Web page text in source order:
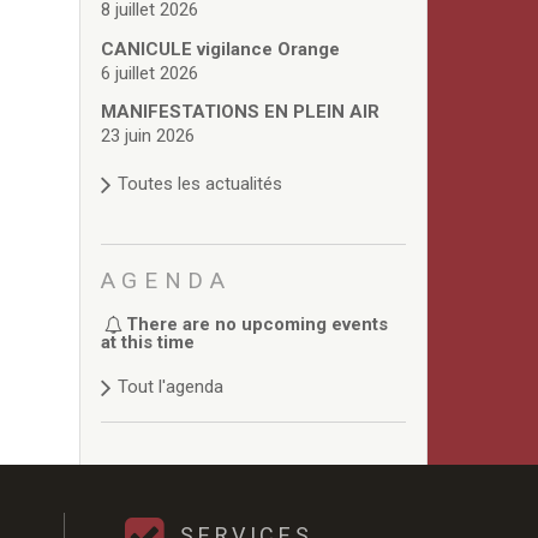
8 juillet 2026
CANICULE vigilance Orange
6 juillet 2026
MANIFESTATIONS EN PLEIN AIR
23 juin 2026
Toutes les actualités
AGENDA
There are no upcoming events
at this time
Tout l'agenda